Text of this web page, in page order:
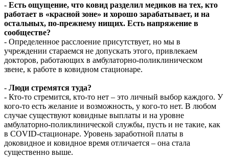
- Есть ощущение, что ковид разделил медиков на тех, кто
работает в «красной зоне» и хорошо зарабатывает, и на
остальных, по-прежнему нищих. Есть напряжение в
сообществе?
- Определенное расслоение присутствует, но мы в
учреждении стараемся не допускать этого, привлекаем
докторов, работающих в амбулаторно-поликлиническом
звене, к работе в ковидном стационаре.
- Люди стремятся туда?
- Кто-то стремится, кто-то нет – это личный выбор каждого. У
кого-то есть желание и возможность, у кого-то нет. В любом
случае существуют ковидные выплаты и на уровне
амбулаторно-поликлинической службы, пусть и не такие, как
в COVID-стационаре. Уровень заработной платы в
доковидное и ковидное время отличается – она стала
существенно выше.